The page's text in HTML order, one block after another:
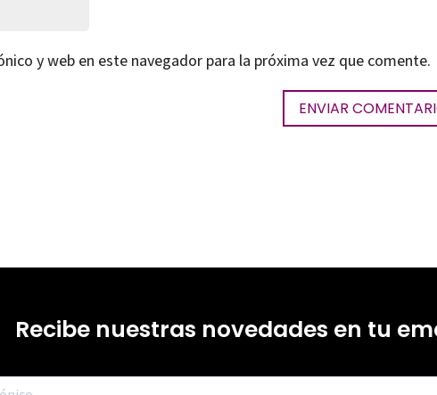
y web en este navegador para la próxima vez que comente.
Recibe nuestras novedades en tu